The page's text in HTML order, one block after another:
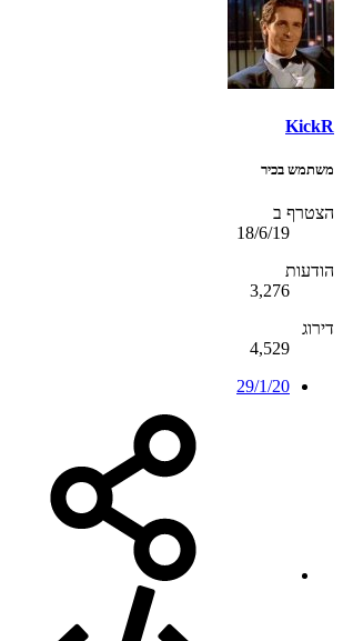
KickR
משתמש בכיר
הצטרף ב
18/6/19
הודעות
3,276
דירוג
4,529
29/1/20